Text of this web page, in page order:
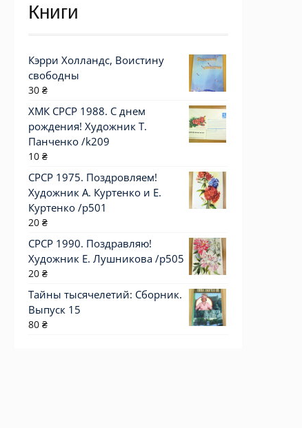
Книги
Кэрри Холландс, Воистину
свободны
30 ₴
ХМК СРСР 1988. С днем
рождения! Художник Т.
Панченко /k209
10 ₴
СРСР 1975. Поздровляем!
Художник А. Куртенко и Е.
Куртенко /р501
20 ₴
СРСР 1990. Поздравляю!
Художник Е. Лушникова /р505
20 ₴
Тайны тысячелетий: Сборник.
Выпуск 15
80 ₴